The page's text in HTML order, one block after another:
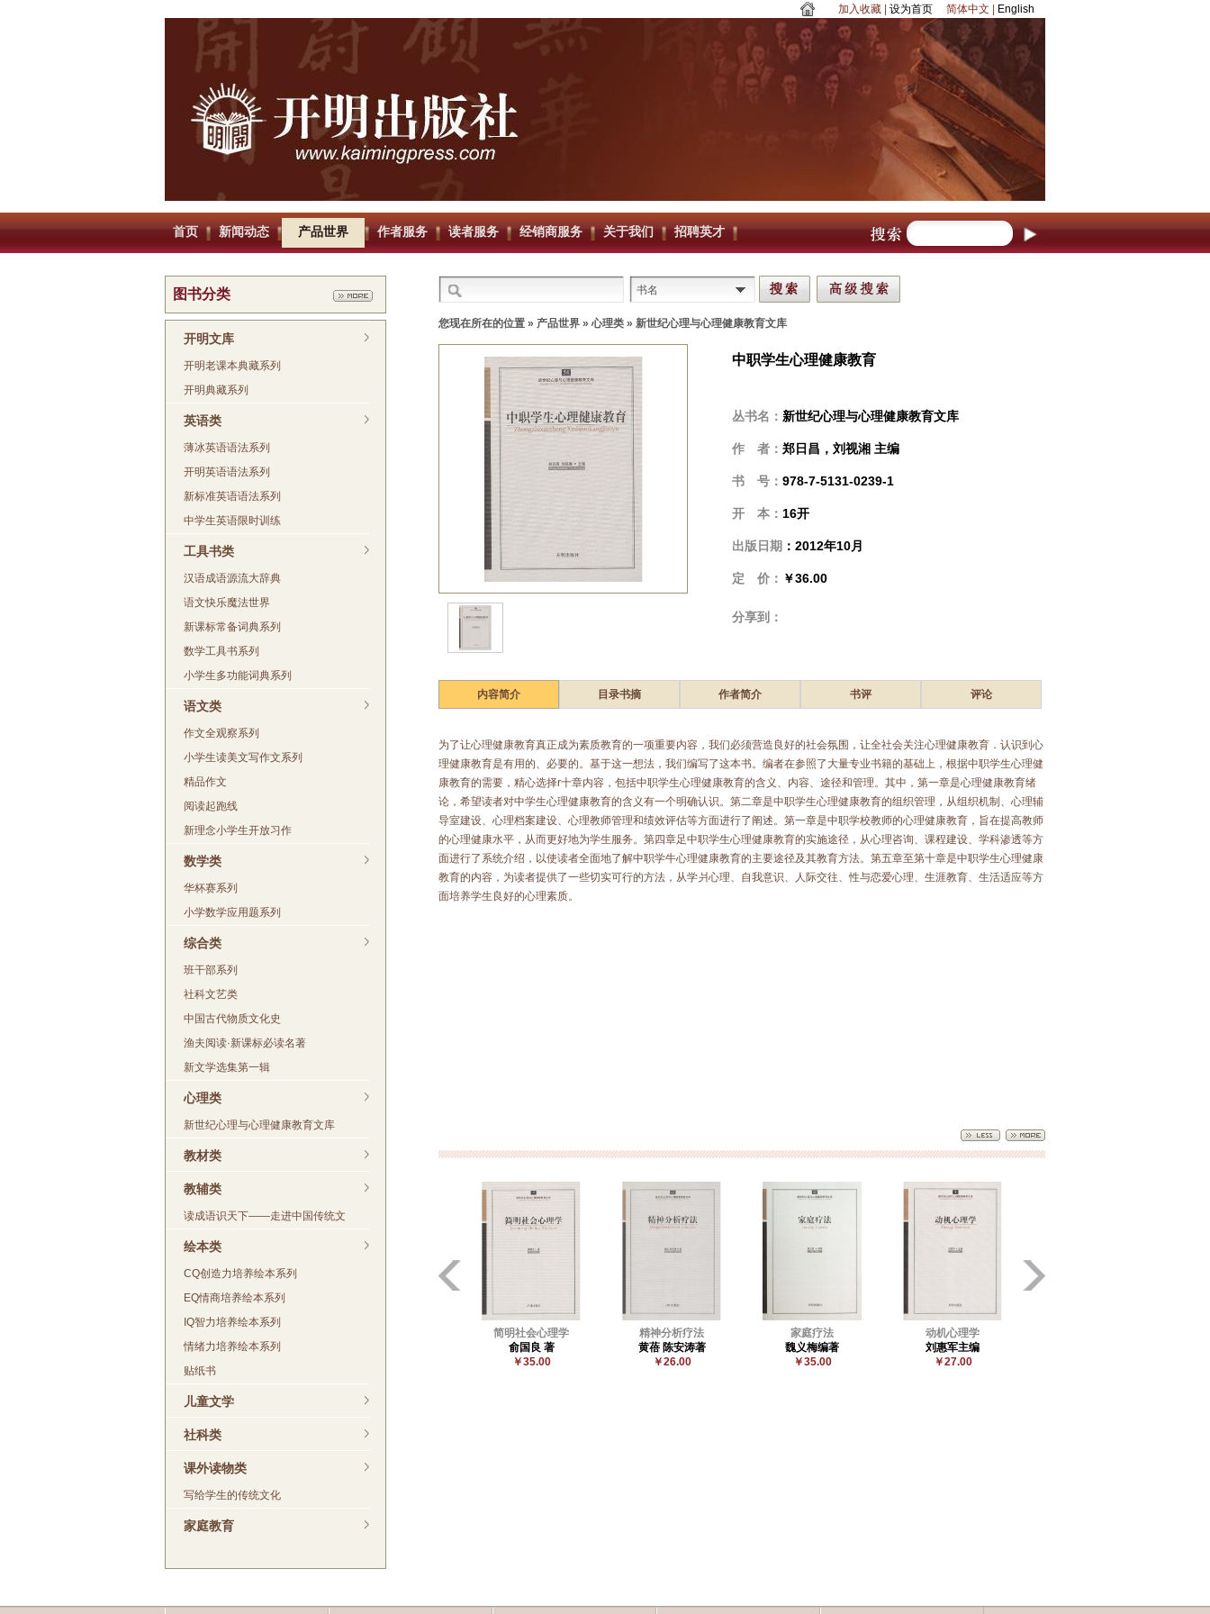
加入收藏 设为首页 简体中文 English
首页 新闻动态 产品世界 作者服务 读者服务 经销商服务 关于我们 招聘英才
图书分类
开明文库
开明老课本典藏系列
开明典藏系列
英语类
薄冰英语语法系列
开明英语语法系列
新标准英语语法系列
中学生英语限时训练
工具书类
汉语成语源流大辞典
语文快乐魔法世界
新课标常备词典系列
数学工具书系列
小学生多功能词典系列
语文类
作文全观察系列
小学生读美文写作文系列
精品作文
阅读起跑线
新理念小学生开放习作
数学类
华杯赛系列
小学数学应用题系列
综合类
班干部系列
社科文艺类
中国古代物质文化史
渔夫阅读·新课标必读名著
新文学选集第一辑
心理类
新世纪心理与心理健康教育文库
教材类
教辅类
读成语识天下——走进中国传统文
绘本类
CQ创造力培养绘本系列
EQ情商培养绘本系列
IQ智力培养绘本系列
情绪力培养绘本系列
贴纸书
儿童文学
社科类
课外读物类
写给学生的传统文化
家庭教育
书名
您现在所在的位置 » 产品世界 » 心理类 » 新世纪心理与心理健康教育文库
中职学生心理健康教育
丛书名： 新世纪心理与心理健康教育文库
作 者： 郑日昌，刘视湘 主编
书 号： 978-7-5131-0239-1
开 本： 16开
出版日期 ：2012年10月
定 价： ￥36.00
分享到：
内容简介 目录书摘 作者简介 书评 评论
为了让心理健康教育真正成为素质教育的一项重要内容，我们必须营造良好的社会氛围，让全社会关注心理健康教育．认识到心
理健康教育是有用的、必要的。基于这一想法，我们编写了这本书。编者在参照了大量专业书籍的基础上，根据中职学生心理健
康教育的需要，精心选择r十章内容，包括中职学生心理健康教育的含义、内容、途径和管理。其中，第一章是心理健康教育绪
论，希望读者对中学生心理健康教育的含义有一个明确认识。第二章是中职学生心理健康教育的组织管理，从组织机制、心理辅
导室建设、心理档案建设、心理教师管理和绩效评估等方面进行了阐述。第一章是中职学校教师的心理健康教育，旨在提高教师
的心理健康水平，从而更好地为学生服务。第四章足中职学生心理健康教育的实施途径，从心理咨询、课程建设、学科渗透等方
面进行了系统介绍，以使读者全面地了解中职学牛心理健康教育的主要途径及其教育方法。第五章至第十章是中职学生心理健康
教育的内容，为读者提供了一些切实可行的方法，从学爿心理、自我意识、人际交往、性与恋爱心理、生涯教育、生活适应等方
面培养学生良好的心理素质。
简明社会心理学
俞国良 著
￥35.00
精神分析疗法
黄蓓 陈安涛著
￥26.00
家庭疗法
魏义梅编著
￥35.00
动机心理学
刘惠军主编
￥27.00